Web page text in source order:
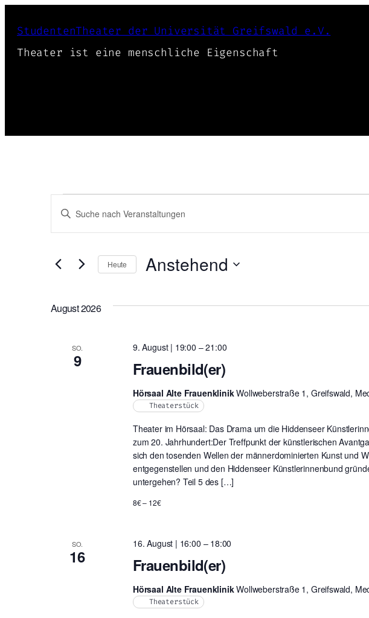
StudentenTheater der Universität Greifswald e.V.
Theater ist eine menschliche Eigenschaft
Veranstaltungen
Veranstaltungen
Suche
und
Ansichten,
Navigation
Bitte
Suche
nach
Schlüsselwort.
Heute Anstehend
August 2026
SO.
9 Frauenbild(er)
9. August | 19:00 –21:00
Hörsaal Alte FrauenklinikWollweberstraße 1, Greifswald,
Theaterstück
Theater im Hörsaal: Das Drama um die Hiddenseer
zum 20. Jahrhundert:Der Treffpunkt der künstlerischen
sich den tosenden Wellen der männerdominierten Kunst und
entgegenstellen und den Hiddenseer Künstlerinnenbund
untergehen? Teil 5 des […]
8€ – 12€
SO.
16 Frauenbild(er)
16. August | 16:00 – 18:00
Hörsaal Alte FrauenklinikWollweberstraße 1, Greifswald,
Theaterstück